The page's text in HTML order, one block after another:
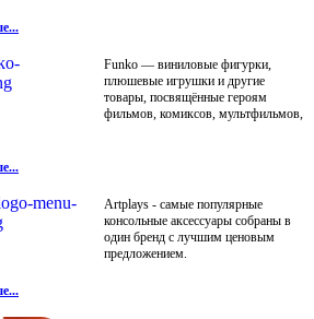
Funko — виниловые фигурки,
плюшевые игрушки и другие
товары, посвящённые героям
фильмов, комиксов, мультфильмов,
Artplays - самые популярные
консольные аксессуары собраны в
один бренд с лучшим ценовым
предложением.